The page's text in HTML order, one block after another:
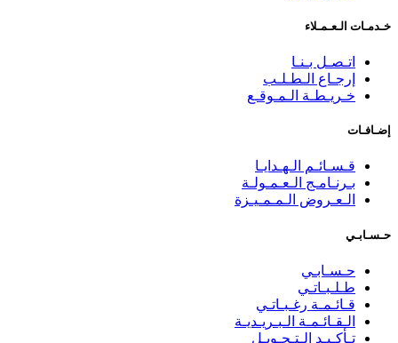
خـدمـات الـعـمـلاء
اتـصـل بـنـا
إرجـاع الـطـلـب
خـريـطـة الـمـوقـع
إضـافـات
قـسـائـم الـهـدايـا
بـرنـامـج الـعـمـولـة
الـعـروض الـمـمـيـزة
حـسـابـي
حـسـابـي
طـلـبـاتـي
قـائـمـة رغـبـاتـي
الـقـائـمـة الـبـريـديـة
تـأكـيـد الـتـحـويـل